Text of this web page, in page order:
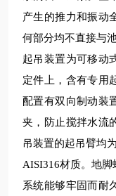
产生的推力和振动
何部分均不直接与
起吊装置为可移动
定件上，含有专用
配置有双向制动装
夹，防止搅拌水流
吊装置的起吊臂均为
AISI316材质。地
系统能够牢固而耐